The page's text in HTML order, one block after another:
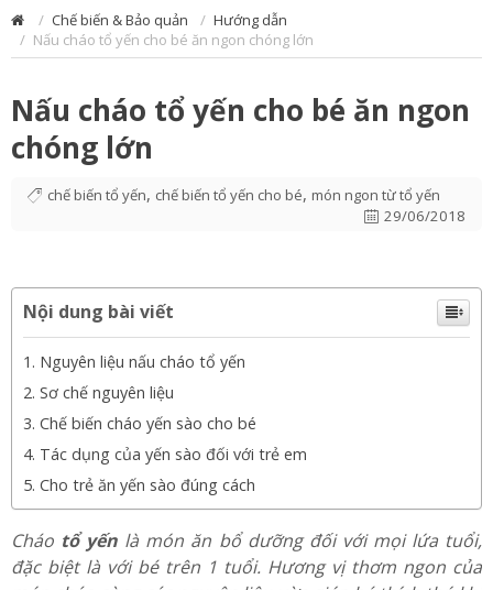
Nấu cháo tổ yến cho bé ăn ngon chóng lớn
Nấu cháo tổ yến cho bé ăn ngon
chóng lớn
Nội dung bài viết
Nguyên liệu nấu cháo tổ yến
Sơ chế nguyên liệu
Chế biến cháo yến sào cho bé
Cho trẻ ăn yến sào đúng cách